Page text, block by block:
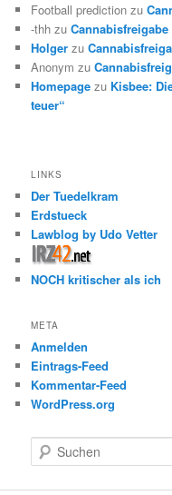
Football prediction zu
-thh zuCannabisfreigabe
Holger zu
Anonym zu
Homepage zu Kisbee:
teuer“
LINKS
Der Tuedelkram
Erdstueck
Lawblog by Udo Vetter
NOCH kritischer als ich
META
Anmelden
Eintrags-Feed
Kommentar-Feed
WordPress.org
u